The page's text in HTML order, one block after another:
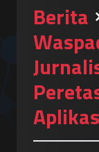
Berita